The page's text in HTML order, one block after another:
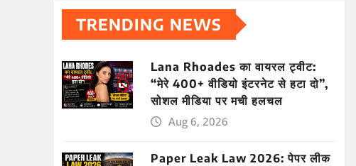
TRENDING NEWS
Lana Rhoades का वायरल ट्वीट:
“मेरे 400+ वीडियो इंटरनेट से हटा दो”,
सोशल मीडिया पर मची हलचल
Aug 6, 2026
Paper Leak Law 2026: पेपर लीक